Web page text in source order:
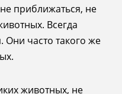
приближаться, не
Всегда
Они часто такого же
животных, не